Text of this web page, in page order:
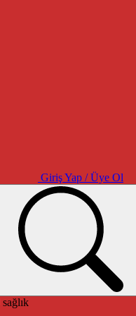
Giriş Yap / Üye Ol
sağlık